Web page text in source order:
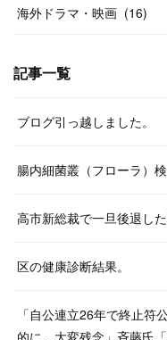
海外ドラマ・映画 (16)
記事一覧
ブログ引っ越しました。
腸内細菌叢（フローラ）
高市新総裁で一旦後退し
区の健康診断結果。
「自公連立26年で終止
的に…大変残念」斉藤氏